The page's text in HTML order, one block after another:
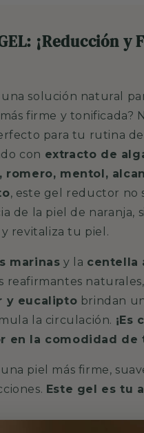
¡Reducción y
una solución natural
firme y tonificada?
para tu rutina
con extracto de
romero, mentol,
, este gel reductor no
de la piel de naranja,
revitaliza tu piel.
marinas y la centella
reafirmantes
y eucalipto brindan
la circulación. ¡Es
en la comodidad de
piel más firme,
Este gel es tu